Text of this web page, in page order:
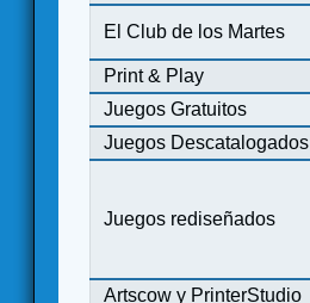
El Club de los Martes
Print & Play
Juegos Gratuitos
Juegos Descatalogados
Juegos rediseñados
Artscow y PrinterStudio